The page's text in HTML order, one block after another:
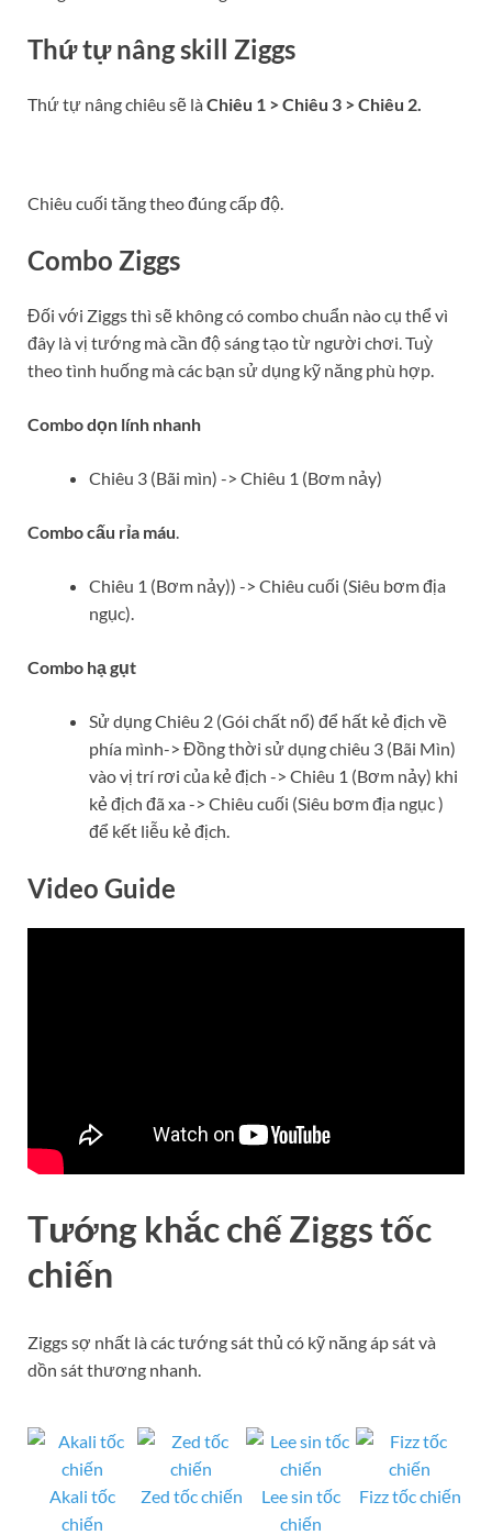
Thứ tự nâng skill Ziggs
Thứ tự nâng chiêu sẽ làChiêu 1 > Chiêu 3 > Chiêu 2.
Chiêu cuối tăng theo đúng cấp độ.
Combo Ziggs
Đối với Ziggs thì sẽ không có combo chuẩn nào cụ thể vì
đây là vị tướng mà cần độ sáng tạo từ người chơi. Tuỳ
theo tình huống mà các bạn sử dụng kỹ năng phù hợp.
Combo dọn lính nhanh
Chiêu 3 (Bãi mìn) -> Chiêu 1 (Bơm nảy)
Combo cấu rỉa máu
Chiêu 1 (Bơm nảy)) -> Chiêu cuối (Siêu bơm địa
ngục).
Combo hạ gụt
Sử dụng Chiêu 2 (Gói chất nổ) để hất kẻ địch về
phía mình-> Đồng thời sử dụng chiêu 3 (Bãi Mìn)
vào vị trí rơi của kẻ địch -> Chiêu 1 (Bơm nảy) khi
kẻ địch đã xa -> Chiêu cuối (Siêu bơm địa ngục )
để kết liễu kẻ địch.
Video Guide
Tướng khắc chế Ziggs tốc
chiến
Ziggs sợ nhất là các tướng sát thủ có kỹ năng áp sát và
dồn sát thương nhanh.
Akali tốc
chiến
Zed tốc chiến
Lee sin tốc
chiến
Fizz tốc chiến